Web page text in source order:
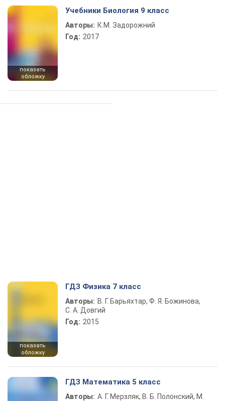
показать
обложку
Учебники Биология 9 класс
Авторы: К.М. Задорожний
Год: 2017
показать
обложку
ГДЗ Физика 7 класс
Авторы: В. Г. Барьяхтар, Ф. Я. Божинова,
С. А. Довгий
Год: 2015
ГДЗ Математика 5 класс
Авторы: А. Г. Мерзляк, В. Б. Полонский, М.